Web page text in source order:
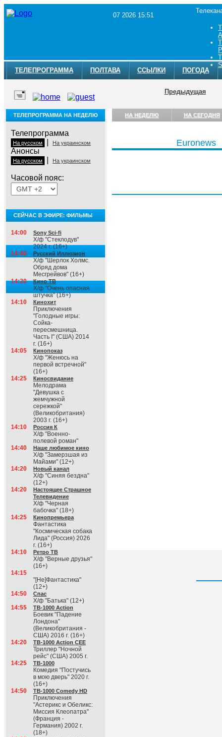
07 2026 15:51
ТЕЛЕПРОГРАММА ПОЛТАВА ССЫЛКИ ПОГОДА
Предыдущая
ТЕЛЕПРОГРАММА НА НЕДЕЛЮ
Телепрограмма
На русском На украинском
Анонсы
На русском На украинском
Часовой пояс:
СЕЙЧАС В ЭФИРЕ: ФИЛЬМЫ
14:00 Sony Sci-fi
Х/ф "Стеклодув"
2024 г. (16+)
14:40
Русский Иллюзион
Х/ф "Шерлок Холмс.
Обряд дома
Месгрейвов" (16+)
14:20
Кино ТВ
Х/ф "Очень опасная
штучка" (16+)
14:10
Кинохит
Приключения
"Голодные игры:
Сойка-
пересмешница.
Часть I" (США) 2014
г. (16+)
14:05
Кинопоказ
Х/ф "Женюсь на
первой встречной"
(16+)
14:25
Киносвидание
Мелодрама
"Девушка с
жемчужной
сережкой"
(Великобритания)
2003 г. (16+)
14:10
Россия К
Х/ф "Военно-
полевой роман"
14:40
Наше любимое кино
Х/ф "Замерзшая из
Майами" (12+)
14:20
Новый канал
Х/ф "Синяя бездна"
(12+)
14:20
Настоящее Страшное
Телевидение
Х/ф "Черная
бабочка" (18+)
14:25
Кинопремьера
Фантастика
"Космическая собака
Лида" (Россия) 2026
г. (16+)
14:10
Ретро ТВ
Х/ф "Верные друзья"
(16+)
14:15
"[Не]Фантастика"
(12+)
14:50
Спас
Х/ф "Батька" (12+)
14:55
ТВ-1000 Action
Боевик "Падение
Лондона"
(Великобритания -
США) 2016 г. (16+)
14:20
ТВ-1000 Action CEE
Триллер "Ночной
рейс" (США) 2005 г.
14:25
ТВ-1000
Комедия "Постучись
в мою дверь" 2020 г.
(16+)
14:50
ТВ-1000 Comedy HD
Приключения
"Астерикс и Обеликс:
Миссия Клеопатра"
(Франция -
Германия) 2002 г.
(18+)
НА НЕДЕЛЮ НА СЕГОДНЯ
Euronews